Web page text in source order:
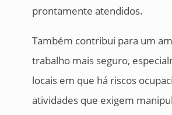
prontamente atendidos.
Também contribui para um
trabalho mais seguro,
locais em que há riscos
atividades que exigem